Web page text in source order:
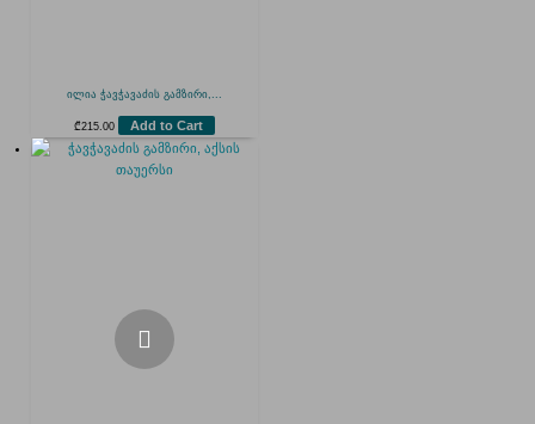
ილია ჭავჭავაძის გამზირი,...
₾215.00 Add to Cart